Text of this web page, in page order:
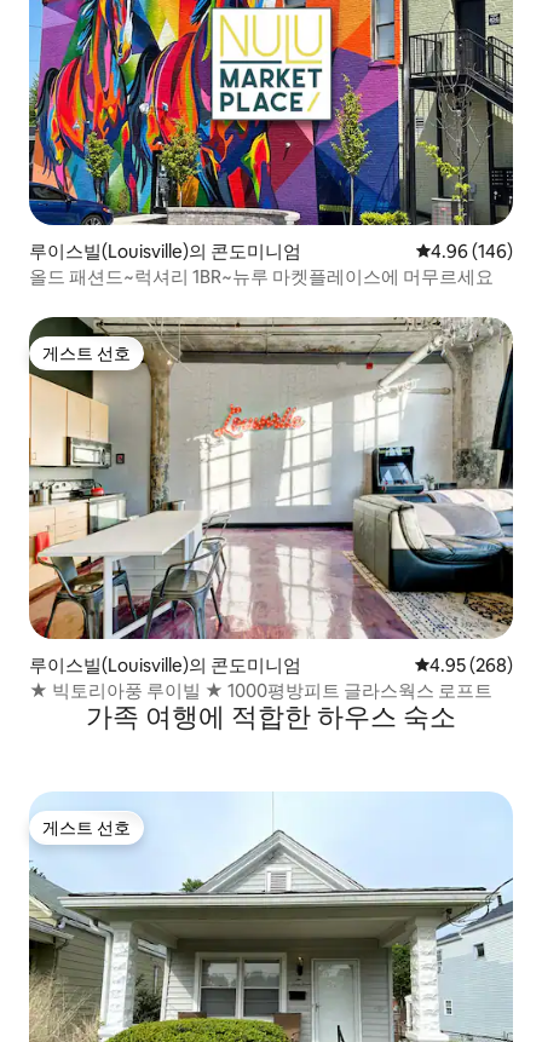
루이스빌(Louisville)의 콘도미니엄 평점 4.96점(5
4.96 (146)
올드 패션드~럭셔리 1BR~뉴루 마켓플레이스에 머무르세요
게스트 선호
게스트 선호
루이스빌(Louisville)의 콘도미니엄 평점 4.95점(5
4.95 (268)
★ 빅토리아풍 루이빌 ★ 1000평방피트 글라스웍스 로프트
가족 여행에 적합한 하우스 숙소
게스트 선호
게스트 선호